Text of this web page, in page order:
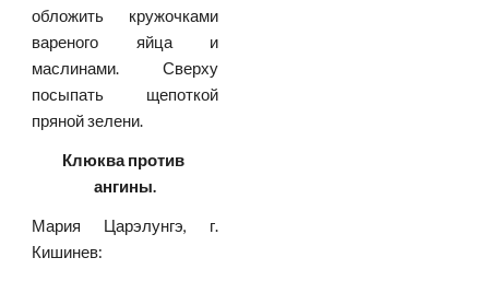
обложить кружочками
вареного яйца и
маслинами. Сверху
посыпать щепоткой
пряной зелени.
Клюква против
ангины.
Мария Царэлунгэ, г.
Кишинев: